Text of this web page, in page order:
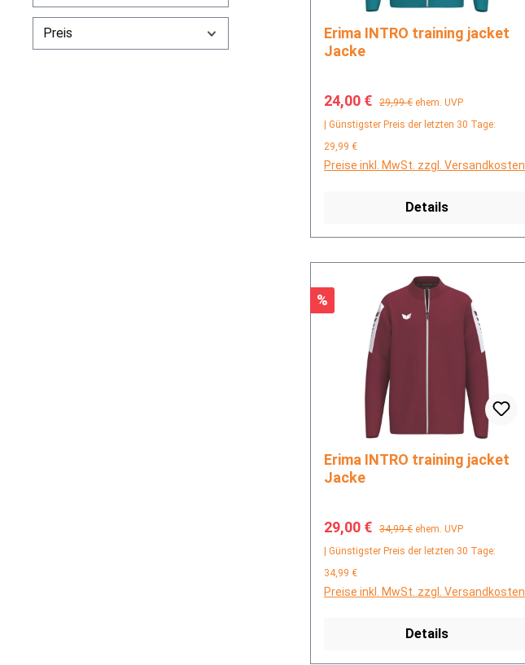
Preis
Erima INTRO training jacket
Jacke
Verkaufspreis:
24,00 € Regulärer Preis:
29,99 € ehem. UVP
| Günstigster Preis der letzten 30 Tage:
29,99 €
Preise inkl. MwSt. zzgl. Versandkosten
Details
Rabatt
%
Erima INTRO training jacket
Jacke
Verkaufspreis:
29,00 € Regulärer Preis:
34,99 € ehem. UVP
| Günstigster Preis der letzten 30 Tage:
34,99 €
Preise inkl. MwSt. zzgl. Versandkosten
Details